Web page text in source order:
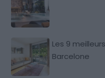
Les 9
Barcelone